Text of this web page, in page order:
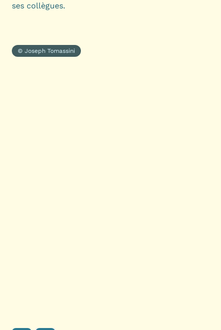
ses collègues.
© Joseph Tomassini